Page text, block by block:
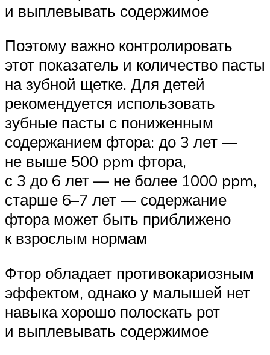
и выплевывать содержимое
Поэтому важно контролировать
этот показатель и количество пасты
на зубной щетке. Для детей
рекомендуется использовать
зубные пасты с пониженным
содержанием фтора: до 3 лет —
не выше 500 ppm фтора,
с 3 до 6 лет — не более 1000 ppm,
старше 6–7 лет — содержание
фтора может быть приближено
к взрослым нормам
Фтор обладает противокариозным
эффектом, однако у малышей нет
навыка хорошо полоскать рот
и выплевывать содержимое